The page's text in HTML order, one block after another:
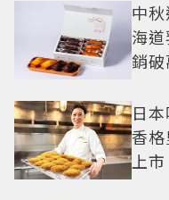
中
海
銷
日
香
上市